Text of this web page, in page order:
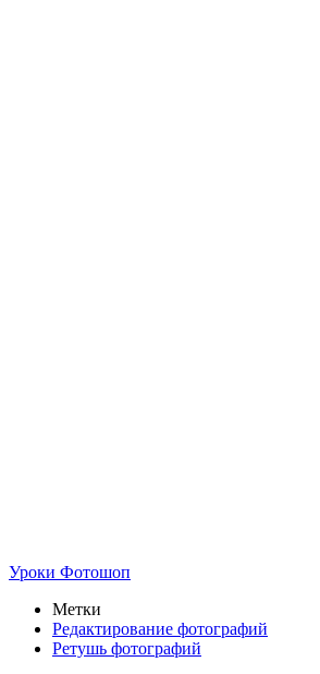
Уроки Фотошоп
Метки
Редактирование фотографий
Ретушь фотографий